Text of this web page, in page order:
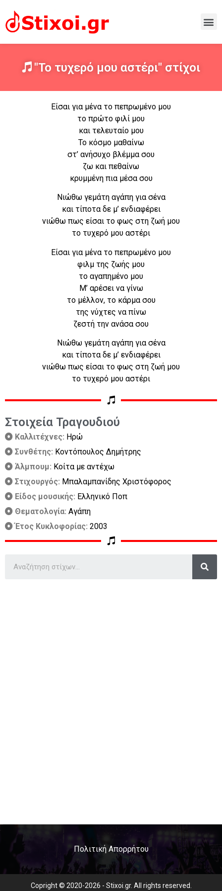
"Το τυχερό μου αστέρι" στίχοι
Είσαι για μένα το πεπρωμένο μου
το πρώτο φιλί μου
και τελευταίο μου
Το κόσμο μαθαίνω
στ’ ανήσυχο βλέμμα σου
ζω και πεθαίνω
κρυμμένη πια μέσα σου
Νιώθω γεμάτη αγάπη για σένα
και τίποτα δε μ’ ενδιαφέρει
νιώθω πως είσαι το φως στη ζωή μου
το τυχερό μου αστέρι
Είσαι για μένα το πεπρωμένο μου
φιλμ της ζωής μου
το αγαπημένο μου
Μ’ αρέσει να γίνω
το μέλλον, το κάρμα σου
της νύχτες να πίνω
ζεστή την ανάσα σου
Νιώθω γεμάτη αγάπη για σένα
και τίποτα δε μ’ ενδιαφέρει
νιώθω πως είσαι το φως στη ζωή μου
το τυχερό μου αστέρι
Στοιχεία Τραγουδιού
Καλλιτέχνες: Ηρώ
Συνθέτης: Κοντόπουλος Δημήτρης
Άλμπουμ: Κοίτα με αντέχω
Στιχουργός: Μπαλαμπανίδης Χριστόφορος
Είδος μουσικής: Ελληνικό Ποπ
Θεματολογία: Αγάπη
Έτος Κυκλοφορίας: 2003
Πολιτική Απορρήτου
Copright © 2020-2026 - Stixoi.gr. All rights reserved.